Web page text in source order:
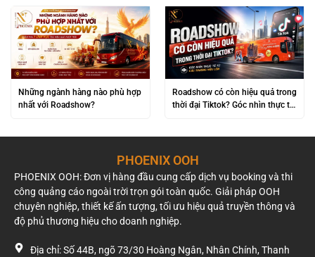
Những ngành hàng nào phù hợp
nhất với Roadshow?
Roadshow có còn hiệu quả trong
thời đại Tiktok? Góc nhìn thực tế
PHOENIX OOH
PHOENIX OOH: Đơn vị hàng đầu cung cấp dịch vụ booking và thi
công quảng cáo ngoài trời trọn gói toàn quốc. Giải pháp OOH
chuyên nghiệp, thiết kế ấn tượng, tối ưu hiệu quả truyền thông và
độ phủ thương hiệu cho doanh nghiệp.
Địa chỉ: Số 44B, ngõ 73/30 Hoàng Ngân, Nhân Chính, Thanh